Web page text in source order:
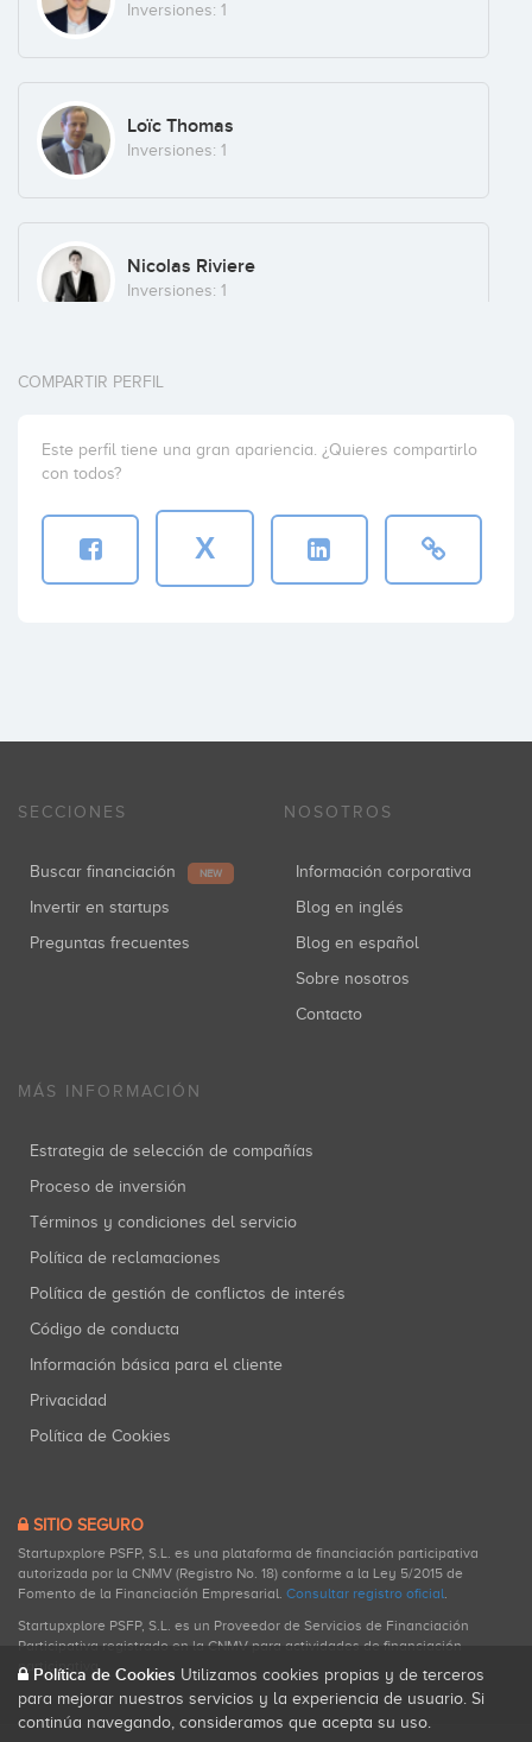
Inversiones: 1
Loïc Thomas
Inversiones: 1
Nicolas Riviere
Inversiones: 1
COMPARTIR PERFIL
Este perfil tiene una gran apariencia. ¿Quieres compartirlo
con todos?
X
SECCIONES
Buscar financiación NEW
Invertir en startups
Preguntas frecuentes
NOSOTROS
Información corporativa
Blog en inglés
Blog en español
Sobre nosotros
Contacto
MÁS INFORMACIÓN
Estrategia de selección de compañías
Proceso de inversión
Términos y condiciones del servicio
Política de reclamaciones
Política de gestión de conflictos de interés
Código de conducta
Información básica para el cliente
Privacidad
Política de Cookies
SITIO SEGURO
Startupxplore PSFP, S.L. es una plataforma de financiación participativa
autorizada por la CNMV (Registro No. 18) conforme a la Ley 5/2015 de
Fomento de la Financiación Empresarial. Consultar registro oficial
Startupxplore PSFP, S.L. es un Proveedor de Servicios de Financiación
Participativa registrado en la CNMV para actividades de financiación
participativa.
Política de Cookies Utilizamos cookies propias y de terceros
para mejorar nuestros servicios y la experiencia de usuario. Si
continúa navegando, consideramos que acepta su uso.